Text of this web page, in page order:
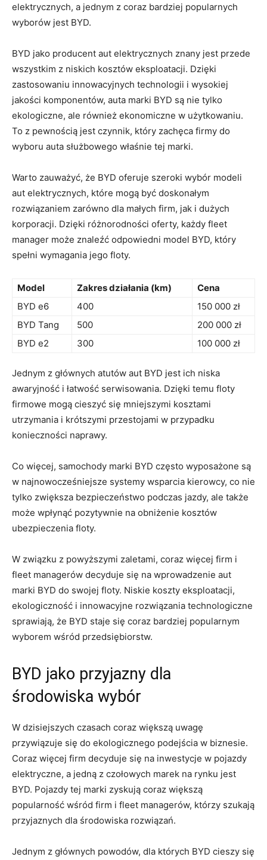
elektrycznych, a jednym z coraz ‍bardziej popularnych
⁣wyborów jest BYD.
BYD ‍jako producent aut elektrycznych znany jest ⁣przede
wszystkim z niskich kosztów eksploatacji. Dzięki
zastosowaniu innowacyjnych technologii i wysokiej
jakości komponentów, auta ‌marki BYD są nie​ tylko
ekologiczne,⁢ ale również ekonomiczne w użytkowaniu.
To z pewnością jest czynnik, który zachęca firmy do
wyboru ‍auta służbowego właśnie tej marki.
Warto zauważyć,⁣ że BYD oferuje szeroki wybór ⁤modeli⁤
aut elektrycznych, które mogą⁢ być⁤ doskonałym
rozwiązaniem‌ zarówno dla małych firm, jak i dużych
korporacji. Dzięki różnorodności oferty,⁤ każdy fleet‌
manager może znaleźć odpowiedni model BYD, który
spełni wymagania jego floty.
Model Zakres działania (km)
Cena
BYD e6
400
150⁢ 000 ⁤zł
BYD Tang
500
200 ​000 ​zł
BYD⁢ e2
300 100 000 zł
Jednym z głównych atutów ​aut BYD ⁢jest ich‌ niska‍
awaryjność⁤ i łatwość serwisowania. Dzięki temu ⁣floty
firmowe mogą cieszyć się mniejszymi⁢ kosztami
‌utrzymania i krótszymi przestojami w przypadku‍
konieczności naprawy.
Co więcej, samochody marki BYD często wyposażone są
w ​najnowocześniejsze systemy ⁤wsparcia kierowcy,⁣ co⁢ nie
‌tylko zwiększa ⁣bezpieczeństwo ​podczas jazdy, ale także
może wpłynąć pozytywnie na obniżenie kosztów⁣
ubezpieczenia floty.
W związku‌ z powyższymi zaletami,‌ coraz więcej ‍firm i
fleet managerów decyduje ⁢się na wprowadzenie aut
marki BYD do swojej floty. Niskie​ koszty⁤ eksploatacji,
‍ekologiczność i innowacyjne rozwiązania technologiczne​
sprawiają, że BYD staje się coraz bardziej popularnym
wyborem wśród przedsiębiorstw.
BYD jako przyjazny dla
środowiska‍ wybór
W dzisiejszych czasach coraz‌ większą‍ uwagę
przywiązuje się‍ do ekologicznego podejścia w biznesie.
Coraz więcej firm decyduje się na inwestycje⁤ w pojazdy
elektryczne, ⁢a ⁢jedną​ z czołowych marek⁢ na rynku jest
BYD. Pojazdy tej marki zyskują coraz większą
popularność wśród firm i fleet managerów, którzy szukają
przyjaznych ⁣dla środowiska ⁢rozwiązań.
Jednym z głównych powodów, dla których⁣ BYD cieszy się